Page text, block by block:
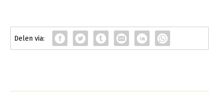
Vakgroepbestuurders
Pers